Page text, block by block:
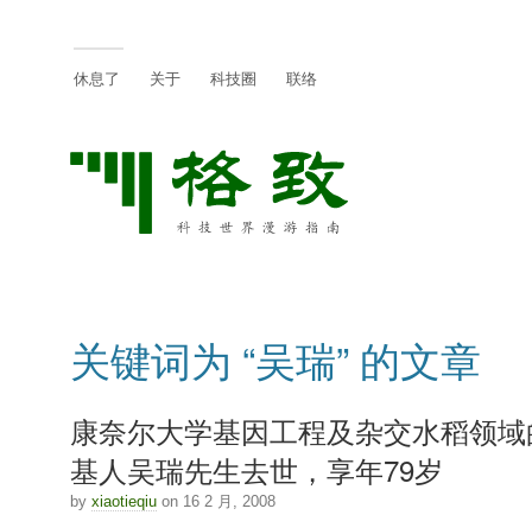
休息了 关于 科技圈 联络
关键词为 “吴瑞” 的文章
康奈尔大学基因工程及杂交水稻领
基人吴瑞先生去世，享年79岁
by xiaotieqiuon 16 2 月, 2008